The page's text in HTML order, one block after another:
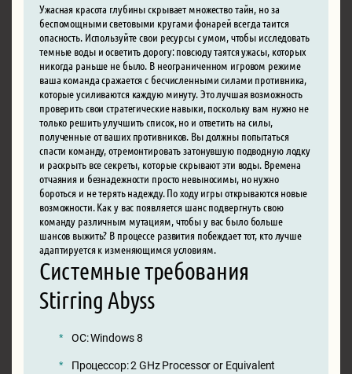
Ужасная красота глубины скрывает множество тайн, но за
беспомощными световыми кругами фонарей всегда таится
опасность. Используйте свои ресурсы с умом, чтобы исследовать
темные воды и осветить дорогу: повсюду таятся ужасы, которых
никогда раньше не было. В неограниченном игровом режиме
ваша команда сражается с бесчисленными силами противника,
которые усиливаются каждую минуту. Это лучшая возможность
проверить свои стратегические навыки, поскольку вам нужно не
только решить улучшить список, но и ответить на силы,
полученные от ваших противников. Вы должны попытаться
спасти команду, отремонтировать затонувшую подводную лодку
и раскрыть все секреты, которые скрывают эти воды. Времена
отчаяния и безнадежности просто невыносимы, но нужно
бороться и не терять надежду. По ходу игры открываются новые
возможности. Как у вас появляется шанс подвергнуть свою
команду различным мутациям, чтобы у вас было больше
шансов выжить? В процессе развития побеждает тот, кто лучше
адаптируется к изменяющимся условиям.
Системные требования
Stirring Abyss
ОС: Windows 8
Процессор: 2 GHz Processor or Equivalent